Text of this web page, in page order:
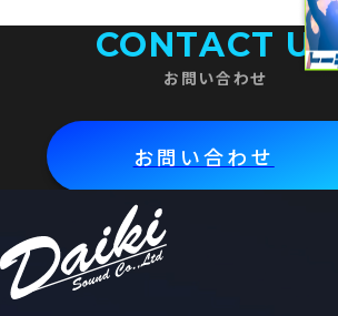
CONTACT US
お問い合わせ
お問い合わせ